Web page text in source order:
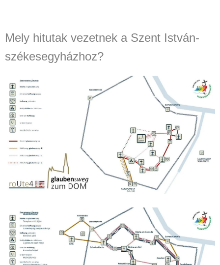
Mely hitutak vezetnek a Szent István-
székesegyházhoz?